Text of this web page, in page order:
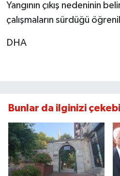
Yangının çıkış nedeninin
çalışmaların sürdüğü
DHA
Bunlar da ilginizi